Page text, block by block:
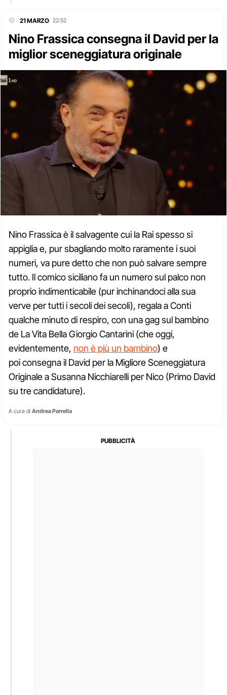
21 MARZO 22:52
Nino Frassica consegna il David per la
miglior sceneggiatura originale
Nino Frassica è il salvagente cui la Rai spesso si
appiglia e, pur sbagliando molto raramente i suoi
numeri, va pure detto che non può salvare sempre
tutto. Il comico siciliano fa un numero sul palco non
proprio indimenticabile (pur inchinandoci alla sua
verve per tutti i secoli dei secoli), regala a Conti
qualche minuto di respiro, con una gag sul bambino
de La Vita Bella Giorgio Cantarini (che oggi,
evidentemente, non è più un bambino) e
poi consegna il David per la Migliore Sceneggiatura
Originale a Susanna Nicchiarelli per Nico (Primo David
su tre candidature).
A cura di Andrea Parrella